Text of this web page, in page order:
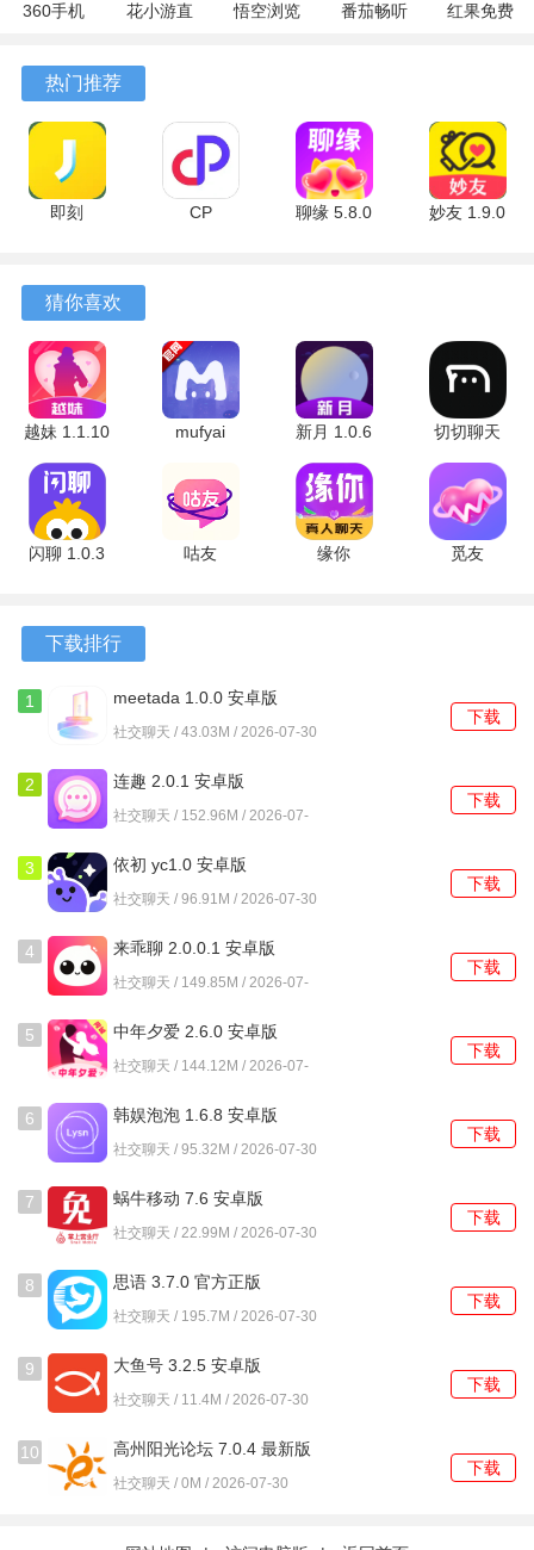
软件亮点
1、在浏览网页时，可以作为侧边栏工具随时被唤醒，不打断
当前浏览进程。
2、对于从搜索引擎跳转而来的信息需求，能自动提供补充说
明或总结。
3、工具支持用户对回复内容进行快捷操作，例如复制文本或
开启新一轮对话。
软件功能
的请求。
符合预期的内容。
主题进行连续探讨。
本的操作方式。
1、在支持的浏览器中打开任意网页，找到并激活工具栏中的
2、在弹出的对话窗口里，直接输入你的问题或想要讨论的话
360手机
10.13.27
最新版
花小游直
17.9.56
悟空浏览
番茄畅听
红果免费
热门推荐
即刻
CP
聊缘 5.8.0
妙友 1.9.0
猜你喜欢
越妹 1.1.10
安卓版
mufyai
版
新月 1.0.6
官方版
切切聊天
1.0.0 安卓
版
闪聊 1.0.3
咕友
缘你
觅友
下载排行
1 meetada 1.0.0 安卓版
社交聊天 / 43.03M / 2026-07-30
下载
2 连趣 2.0.1 安卓版
社交聊天 / 152.96M / 2026-07-
下载
3 依初 yc1.0 安卓版
社交聊天 / 96.91M / 2026-07-30
下载
4 来乖聊 2.0.0.1 安卓版
社交聊天 / 149.85M / 2026-07-
下载
5 中年夕爱 2.6.0 安卓版
社交聊天 / 144.12M / 2026-07-
下载
6 韩娱泡泡 1.6.8 安卓版
社交聊天 / 95.32M / 2026-07-30
下载
7 蜗牛移动 7.6 安卓版
社交聊天 / 22.99M / 2026-07-30
下载
8 思语 3.7.0 官方正版
社交聊天 / 195.7M / 2026-07-30
下载
9 大鱼号 3.2.5 安卓版
社交聊天 / 11.4M / 2026-07-30
下载
10 高州阳光论坛 7.0.4 最新版
社交聊天 / 0M / 2026-07-30
下载